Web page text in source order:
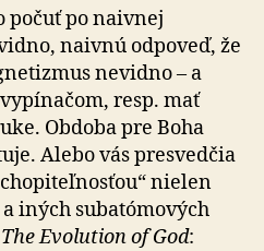
počuť po naivnej
naivnú odpoveď, že
nevidno – a
resp. mať
Obdoba pre Boha
Alebo vás presvedčia
nielen
iných subatómových
The Evolution of God: